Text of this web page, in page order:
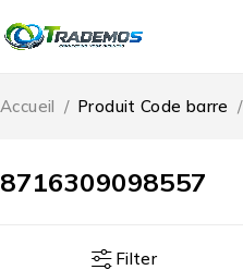
8716309098557
Accueil / Produit Code barre /
Filter